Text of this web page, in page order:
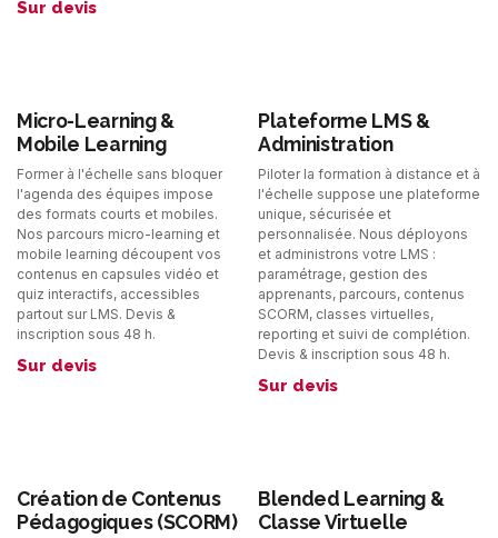
Sur devis
Micro-Learning &
Mobile Learning
Former à l'échelle sans bloquer
l'agenda des équipes impose
des formats courts et mobiles.
Nos parcours micro-learning et
mobile learning découpent vos
contenus en capsules vidéo et
quiz interactifs, accessibles
partout sur LMS. Devis &
inscription sous 48 h.
Sur devis
Plateforme LMS &
Administration
Piloter la formation à distance et à
l'échelle suppose une plateforme
unique, sécurisée et
personnalisée. Nous déployons
et administrons votre LMS :
paramétrage, gestion des
apprenants, parcours, contenus
SCORM, classes virtuelles,
reporting et suivi de complétion.
Devis & inscription sous 48 h.
Sur devis
Création de Contenus
Pédagogiques (SCORM)
Blended Learning &
Classe Virtuelle